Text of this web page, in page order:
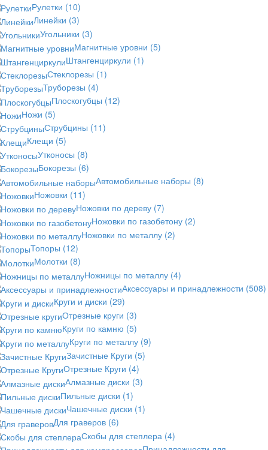
Рулетки (10)
Линейки (3)
Угольники (3)
Магнитные уровни (5)
Штангенциркули (1)
Стеклорезы (1)
Труборезы (4)
Плоскогубцы (12)
Ножи (5)
Струбцины (11)
Клещи (5)
Утконосы (8)
Бокорезы (6)
Автомобильные наборы (8)
Ножовки (11)
Ножовки по дереву (7)
Ножовки по газобетону (2)
Ножовки по металлу (2)
Топоры (12)
Молотки (8)
Ножницы по металлу (4)
Аксессуары и принадлежности (508)
Круги и диски (29)
Отрезные круги (3)
Круги по камню (5)
Круги по металлу (9)
Зачистные Круги (5)
Отрезные Круги (4)
Алмазные диски (3)
Пильные диски (1)
Чашечные диски (1)
Для граверов (6)
Скобы для степлера (4)